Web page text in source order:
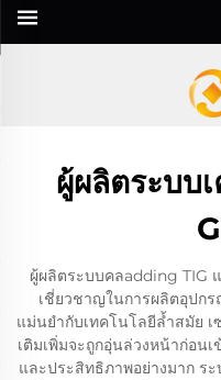
ผู้ผลิตระบบ
ผู้ผลิตระบบคลadding TIG
เชี่ยวชาญในการผลิตอุปก
แม่นยำกับเทคโนโลยีล้ำสมัย
เติมเพิ่มจะถูกอุ่นล่วงหน้าก่อน
และประสิทธิภาพอย่างมาก ร